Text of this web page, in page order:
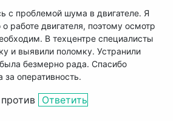
с проблемой шума в двигателе. Я
работе двигателя, поэтому осмотр
В техцентре специалисты
и выявили поломку. Устранили
безмерно рада. Спасибо
за оперативность.
Ответить